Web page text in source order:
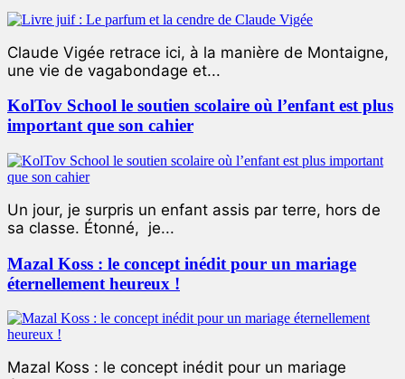
Claude Vigée retrace ici, à la manière de Montaigne,
une vie de vagabondage et...
KolTov School le soutien scolaire où l’enfant est plus
important que son cahier
Un jour, je surpris un enfant assis par terre, hors de
sa classe. Étonné, je...
Mazal Koss : le concept inédit pour un mariage
éternellement heureux !
Mazal Koss : le concept inédit pour un mariage